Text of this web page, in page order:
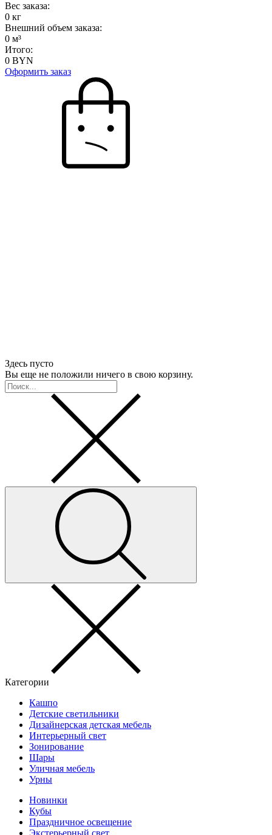
Вес заказа:
0 кг
Внешний объем заказа:
0 м³
Итого:
0 BYN
Оформить заказ
Здесь пусто
Вы еще не положили ничего в свою корзину.
Категории
Кашпо
Детские светильники
Дизайнерская детская мебель
Интерьерный свет
Зонирование
Шары
Уличная мебель
Урны
Новинки
Кубы
Праздничное освещение
Экстерьерный свет